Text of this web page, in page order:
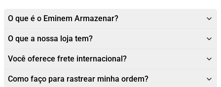
O que é o Eminem Armazenar?
O que a nossa loja tem?
Você oferece frete internacional?
Como faço para rastrear minha ordem?